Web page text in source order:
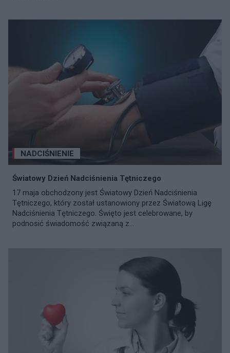
NADCIŚNIENIE
Światowy Dzień Nadciśnienia Tętniczego
17 maja obchodzony jest Światowy Dzień Nadciśnienia
Tętniczego, który został ustanowiony przez Światową Ligę
Nadciśnienia Tętniczego. Święto jest celebrowane, by
podnosić świadomość związaną z...